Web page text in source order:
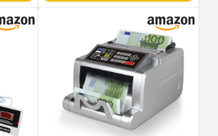
Euro,USD(Upgrade)